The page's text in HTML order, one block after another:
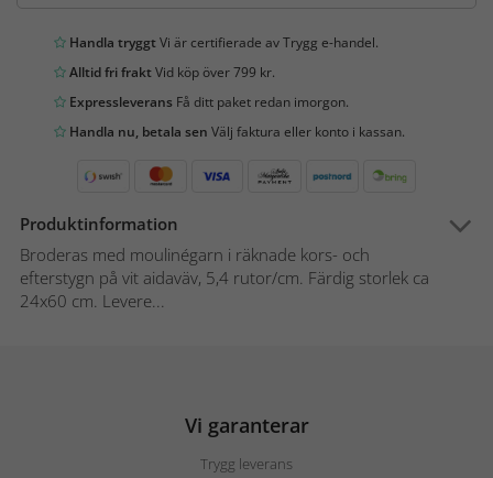
Handla tryggtVi är certifierade av Trygg e-handel.
Alltid fri fraktVid köp över 799 kr.
Expressleverans Få ditt paket redan imorgon.
Handla nu, betala sen Välj faktura eller konto i kassan.
Produktinformation
Broderas med moulinégarn i räknade kors- och
efterstygn på vit aidaväv, 5,4 rutor/cm. Färdig storlek ca
24x60 cm. Levere...
Vi garanterar
Trygg leverans